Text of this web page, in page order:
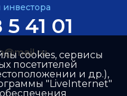
41 01
cookies, сервисы
посетителей
и др.),
"LiveInternet"